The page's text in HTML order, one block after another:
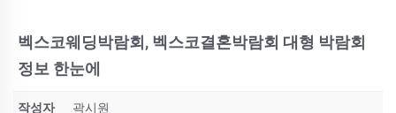
벡스코웨딩박람회, 벡스코결혼박람회 대형 박람회
정보 한눈에
작성자 곽시원